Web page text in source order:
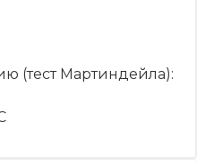
(тест Мартиндейла):